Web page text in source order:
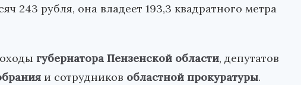
243 рубля, она владеет 193,3 квадратного метра
губернатора Пензенской области, депутатов
и сотрудников областной прокуратуры.